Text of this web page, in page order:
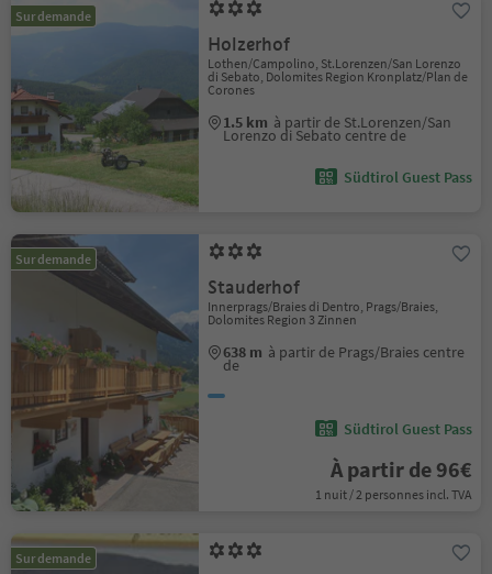
Sur demande
Holzerhof
Lothen/Campolino, St.Lorenzen/San Lorenzo
di Sebato, Dolomites Region Kronplatz/Plan de
Corones
1.5 km à partir de St.Lorenzen/San
Lorenzo di Sebato centre de
Südtirol Guest Pass
Sur demande
Stauderhof
Innerprags/Braies di Dentro, Prags/Braies,
Dolomites Region 3 Zinnen
638 m à partir de Prags/Braies centre
de
Südtirol Guest Pass
À partir de 96€
1 nuit / 2 personnes incl. TVA
Sur demande